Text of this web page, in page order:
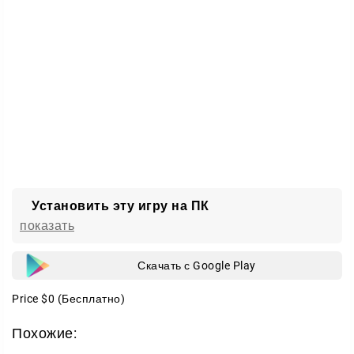
Установить эту игру на ПК
показать
Скачать с Google Play
Price $0 (Бесплатно)
Похожие: